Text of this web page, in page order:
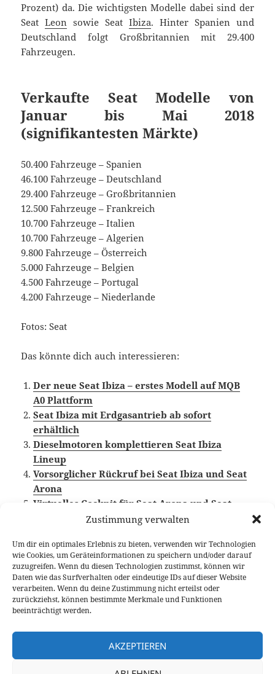
Zustimmung verwalten
Um dir ein optimales Erlebnis zu bieten, verwenden wir Technologien
wie Cookies, um Geräteinformationen zu speichern und/oder darauf
zuzugreifen. Wenn du diesen Technologien zustimmst, können wir
Daten wie das Surfverhalten oder eindeutige IDs auf dieser Website
verarbeiten. Wenn du deine Zustimmung nicht erteilst oder
zurückziehst, können bestimmte Merkmale und Funktionen
beeinträchtigt werden.
AKZEPTIEREN
Prozent) da. Die wichtigsten Modelle dabei sind der
SeatLeon sowie Seat Ibiza. Hinter Spanien und
Deutschland folgt Großbritannien mit 29.400
Fahrzeugen.
Verkaufte Seat Modelle von
Januar bis Mai 2018
(signifikantesten Märkte)
50.400 Fahrzeuge – Spanien
46.100 Fahrzeuge – Deutschland
29.400 Fahrzeuge – Großbritannien
12.500 Fahrzeuge – Frankreich
10.700 Fahrzeuge – Italien
10.700 Fahrzeuge – Algerien
9.800 Fahrzeuge – Österreich
5.000 Fahrzeuge – Belgien
4.500 Fahrzeuge – Portugal
4.200 Fahrzeuge – Niederlande
Fotos: Seat
Das könnte dich auch interessieren:
Der neue Seat Ibiza – erstes Modell auf MQB
A0 Plattform
Seat Ibiza mit Erdgasantrieb ab sofort
erhältlich
Dieselmotoren komplettieren Seat Ibiza
Lineup
Vorsorglicher Rückruf bei Seat Ibiza und Seat
Arona
Virtuelles Cockpit für Seat Arona und Seat
Ibiza bestellbar
Veröffentlicht
am
8. Juni 2018 Autor
Fabian Meßner Kategorien
News Schlagwörter
Seat,Seat
Ibiza
Beitragsnavigation
Vorheriger
Technische Daten zum neuen Kia Niro EV